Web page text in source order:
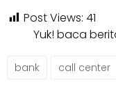
Post Views: 41
Yuk! baca
bank call center